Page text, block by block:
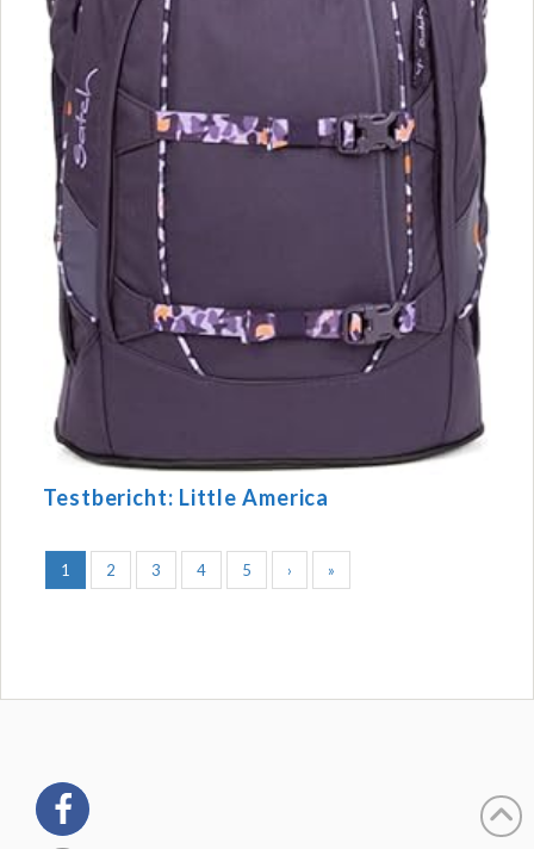
Testbericht: Little America
1 2 3 4 5 › »